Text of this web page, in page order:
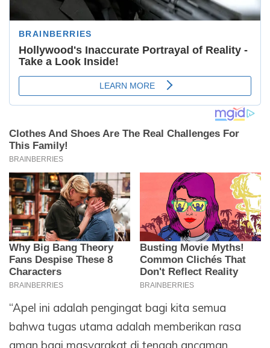
“Apel ini adalah pengingat bagi kita semua
bahwa tugas utama adalah memberikan rasa
aman bagi masyarakat di tengah ancaman